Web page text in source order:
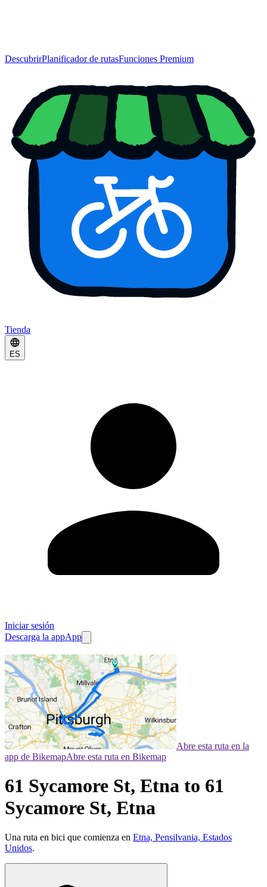
DescubrirPlanificador de rutasFunciones Premium
Tienda
ES
Iniciar sesión
Descarga la appApp
Abre esta ruta en la
app de BikemapAbre esta ruta en Bikemap
61 Sycamore St, Etna to 61
Sycamore St, Etna
Una ruta en bici que comienza en Etna, Pensilvania, Estados
Unidos.